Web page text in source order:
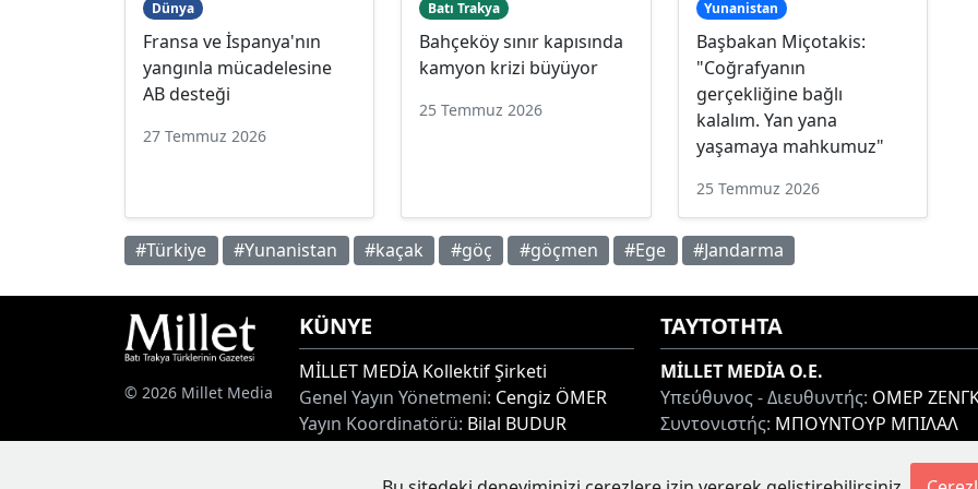
Dünya
Fransa ve İspanya'nın
yangınla mücadelesine
AB desteği
27 Temmuz 2026
Batı Trakya
Bahçeköy sınır kapısında
kamyon krizi büyüyor
25 Temmuz 2026
Yunanistan
Başbakan Miçotakis:
"Coğrafyanın
gerçekliğine bağlı
kalalım. Yan yana
yaşamaya mahkumuz"
25 Temmuz 2026
#Türkiye #Yunanistan #kaçak #göç #göçmen #Ege #Jandarma
© 2026 Millet Media
KÜNYE
MİLLET MEDİA Kollektif Şirketi
Genel Yayın Yönetmeni: Cengiz ÖMER
Yayın Koordinatörü: Bilal BUDUR
+30 25410 77968
ΤΑΥΤΟΤΗΤΑ
MİLLET MEDİA O.E.
Υπεύθυνος - Διευθυντής: ΟΜΕΡ
Συντονιστής: ΜΠΟΥΝΤΟΥΡ ΜΠΙΛΑΛ
Τηλ:
+30 25410 77968